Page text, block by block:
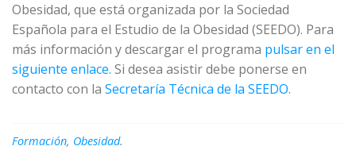
Obesidad, que está organizada por la Sociedad
Española para el Estudio de la Obesidad (SEEDO). Para
más información y descargar el programa pulsar en el
siguiente enlace. Si desea asistir debe ponerse en
contacto con la Secretaría Técnica de la SEEDO.
Formación, Obesidad.